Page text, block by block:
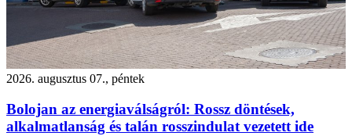
2026. augusztus 07., péntek
Bolojan az energiaválságról: Rossz döntések,
alkalmatlanság és talán rosszindulat vezetett ide